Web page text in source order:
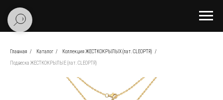
Главная / Каталог / Коллекция ЖЕСТКОКРЫЛЫХ (лат. CLEOPTR) /
Подвеска ЖЕСТКОКРЫЛЫЕ (лат. CLEOPTR)